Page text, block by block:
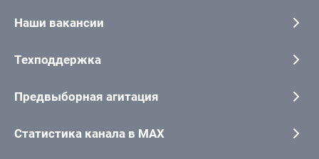
Наши вакансии
Техподдержка
Предвыборная агитация
Статистика канала в MAX